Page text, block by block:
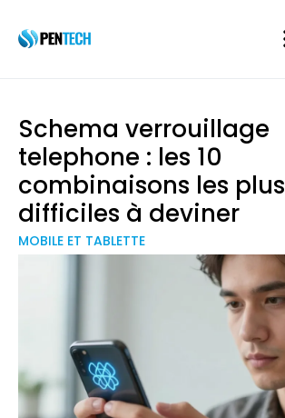
Schema verrouillage
telephone : les 10
combinaisons les plus
difficiles à deviner
MOBILE ET TABLETTE